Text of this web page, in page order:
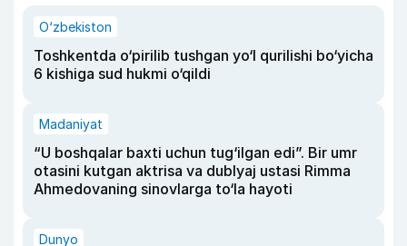
O‘zbekiston
Toshkentda o‘pirilib tushgan yo‘l qurilishi bo‘yicha
6 kishiga sud hukmi o‘qildi
Madaniyat
“U boshqalar baxti uchun tug‘ilgan edi”. Bir umr
otasini kutgan aktrisa va dublyaj ustasi Rimma
Ahmedovaning sinovlarga to‘la hayoti
Dunyo